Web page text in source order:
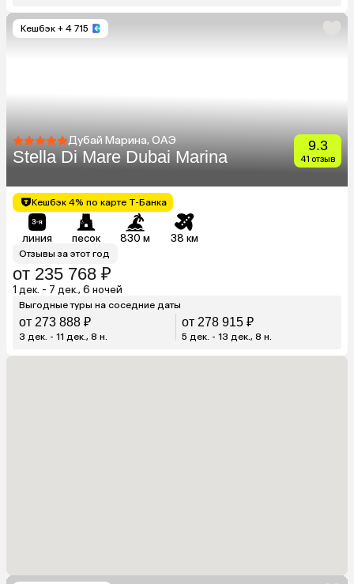
Кешбэк + 4 715
Дубай Марина, ОАЭ
Stella Di Mare Dubai Marina
9.3
41 отзыв
Кешбэк 4% по карте Т-Банка
линия песок 830 м 38 км
Отзывы за этот год
от 235 768 ₽
1 дек. - 7 дек., 6 ночей
Выгодные туры на соседние даты
от 273 888 ₽
3 дек. - 11 дек., 8 н.
от 278 915 ₽
5 дек. - 13 дек., 8 н.